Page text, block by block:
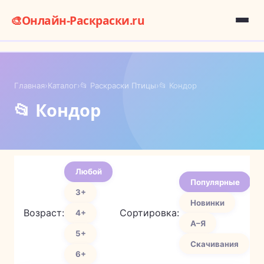
🎨Онлайн-Раскраски.ru
Главная›Каталог›📂 Раскраски Птицы›📂 Кондор
📂 Кондор
Возраст:
Любой
3+
4+
5+
6+
Сортировка:
Популярные
Новинки
А–Я
Скачивания